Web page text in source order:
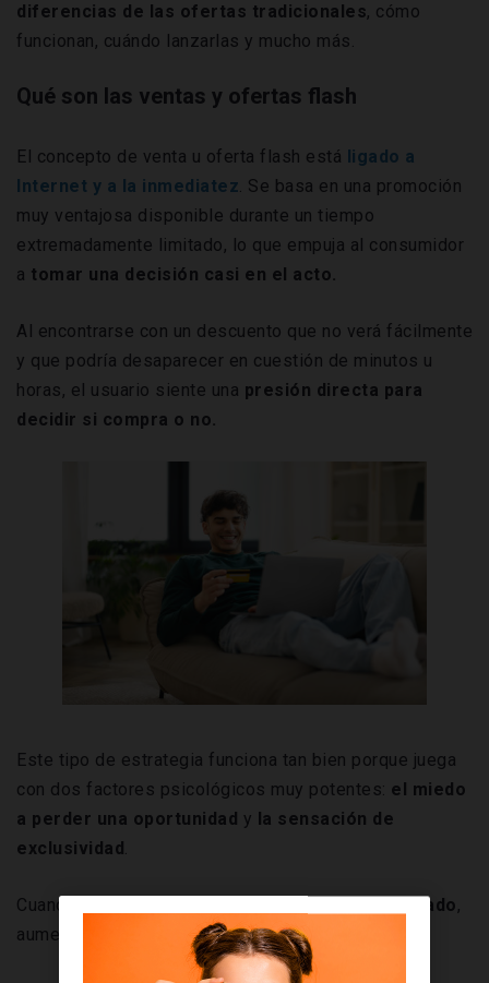
diferencias de las ofertas tradicionales, cómo
funcionan, cuándo lanzarlas y mucho más.
Qué son las ventas y ofertas flash
El concepto de venta u oferta flash está ligado a
Internet y a la inmediatez. Se basa en una promoción
muy ventajosa disponible durante un tiempo
extremadamente limitado, lo que empuja al consumidor
a tomar una decisión casi en el acto.
Al encontrarse con un descuento que no verá fácilmente
y que podría desaparecer en cuestión de minutos u
horas, el usuario siente una presión directa para
decidir si compra o no.
Este tipo de estrategia funciona tan bien porque juega
con dos factores psicológicos muy potentes: el miedo
a perder una oportunidad y la sensación de
exclusividad.
Cuando el cliente percibe que está ante algo limitado,
aumenta su
predisposición a actuar.